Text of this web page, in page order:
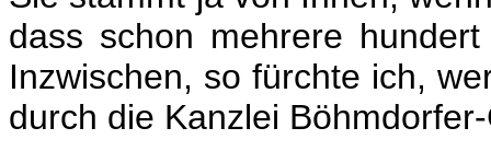
dass schon mehrere
Inzwischen, so fürchte ich,
durch die Kanzlei